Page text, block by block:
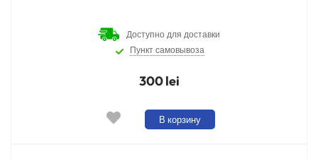
Доступно для доставки
Пункт самовывоза
300 lei
В корзину